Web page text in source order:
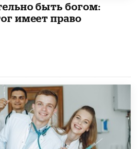
быть богом:
имеет право